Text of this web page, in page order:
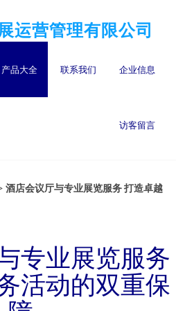
运营管理有限公司
产品大全 联系我们 企业信息
访客留言
酒店会议厅与专业展览服务 打造卓越
专业展览服务
活动的双重保